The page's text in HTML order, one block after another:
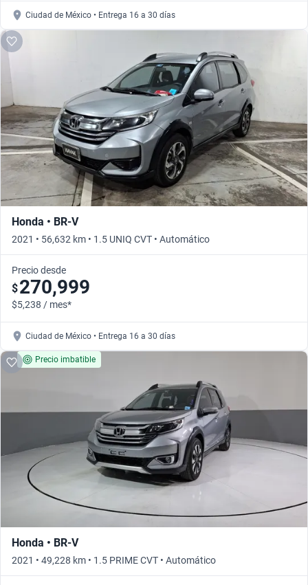
Ciudad de México • Entrega 16 a 30 días
Honda • BR-V
2021 • 56,632 km • 1.5 UNIQ CVT • Automático
Precio desde
$270,999
$5,238 / mes*
Ciudad de México • Entrega 16 a 30 días
Precio imbatible
Honda • BR-V
2021 • 49,228 km • 1.5 PRIME CVT • Automático